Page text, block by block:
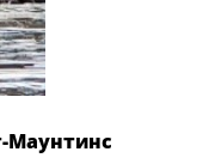
Маунтинс